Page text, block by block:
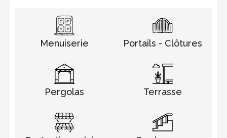
Menuiserie Portails - Clôtures
Pergolas Terrasse